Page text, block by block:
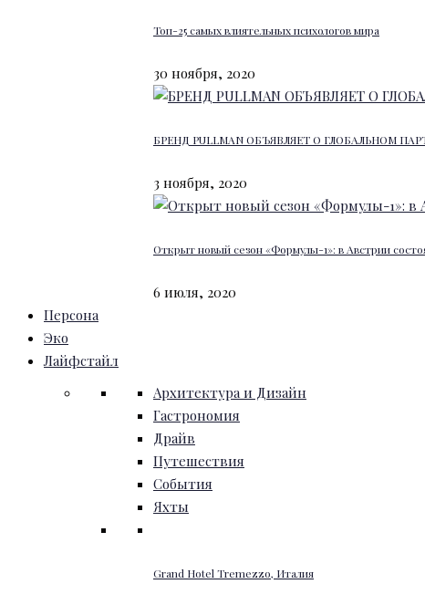
Топ-25 самых влиятельных психологов мира
30 ноября, 2020
БРЕНД PULLMAN ОБЪЯВЛЯЕТ О ГЛОБАЛЬНОМ
3 ноября, 2020
Открыт новый сезон «Формулы-1»: в Австрии
6 июля, 2020
Персона
Эко
Лайфстайл
Архитектура и Дизайн
Гастрономия
Драйв
Путешествия
События
Яхты
Grand Hotel Tremezzo, Италия